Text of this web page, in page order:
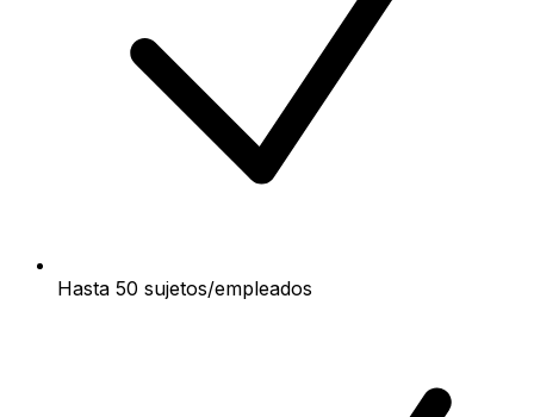
Hasta 50 sujetos/empleados